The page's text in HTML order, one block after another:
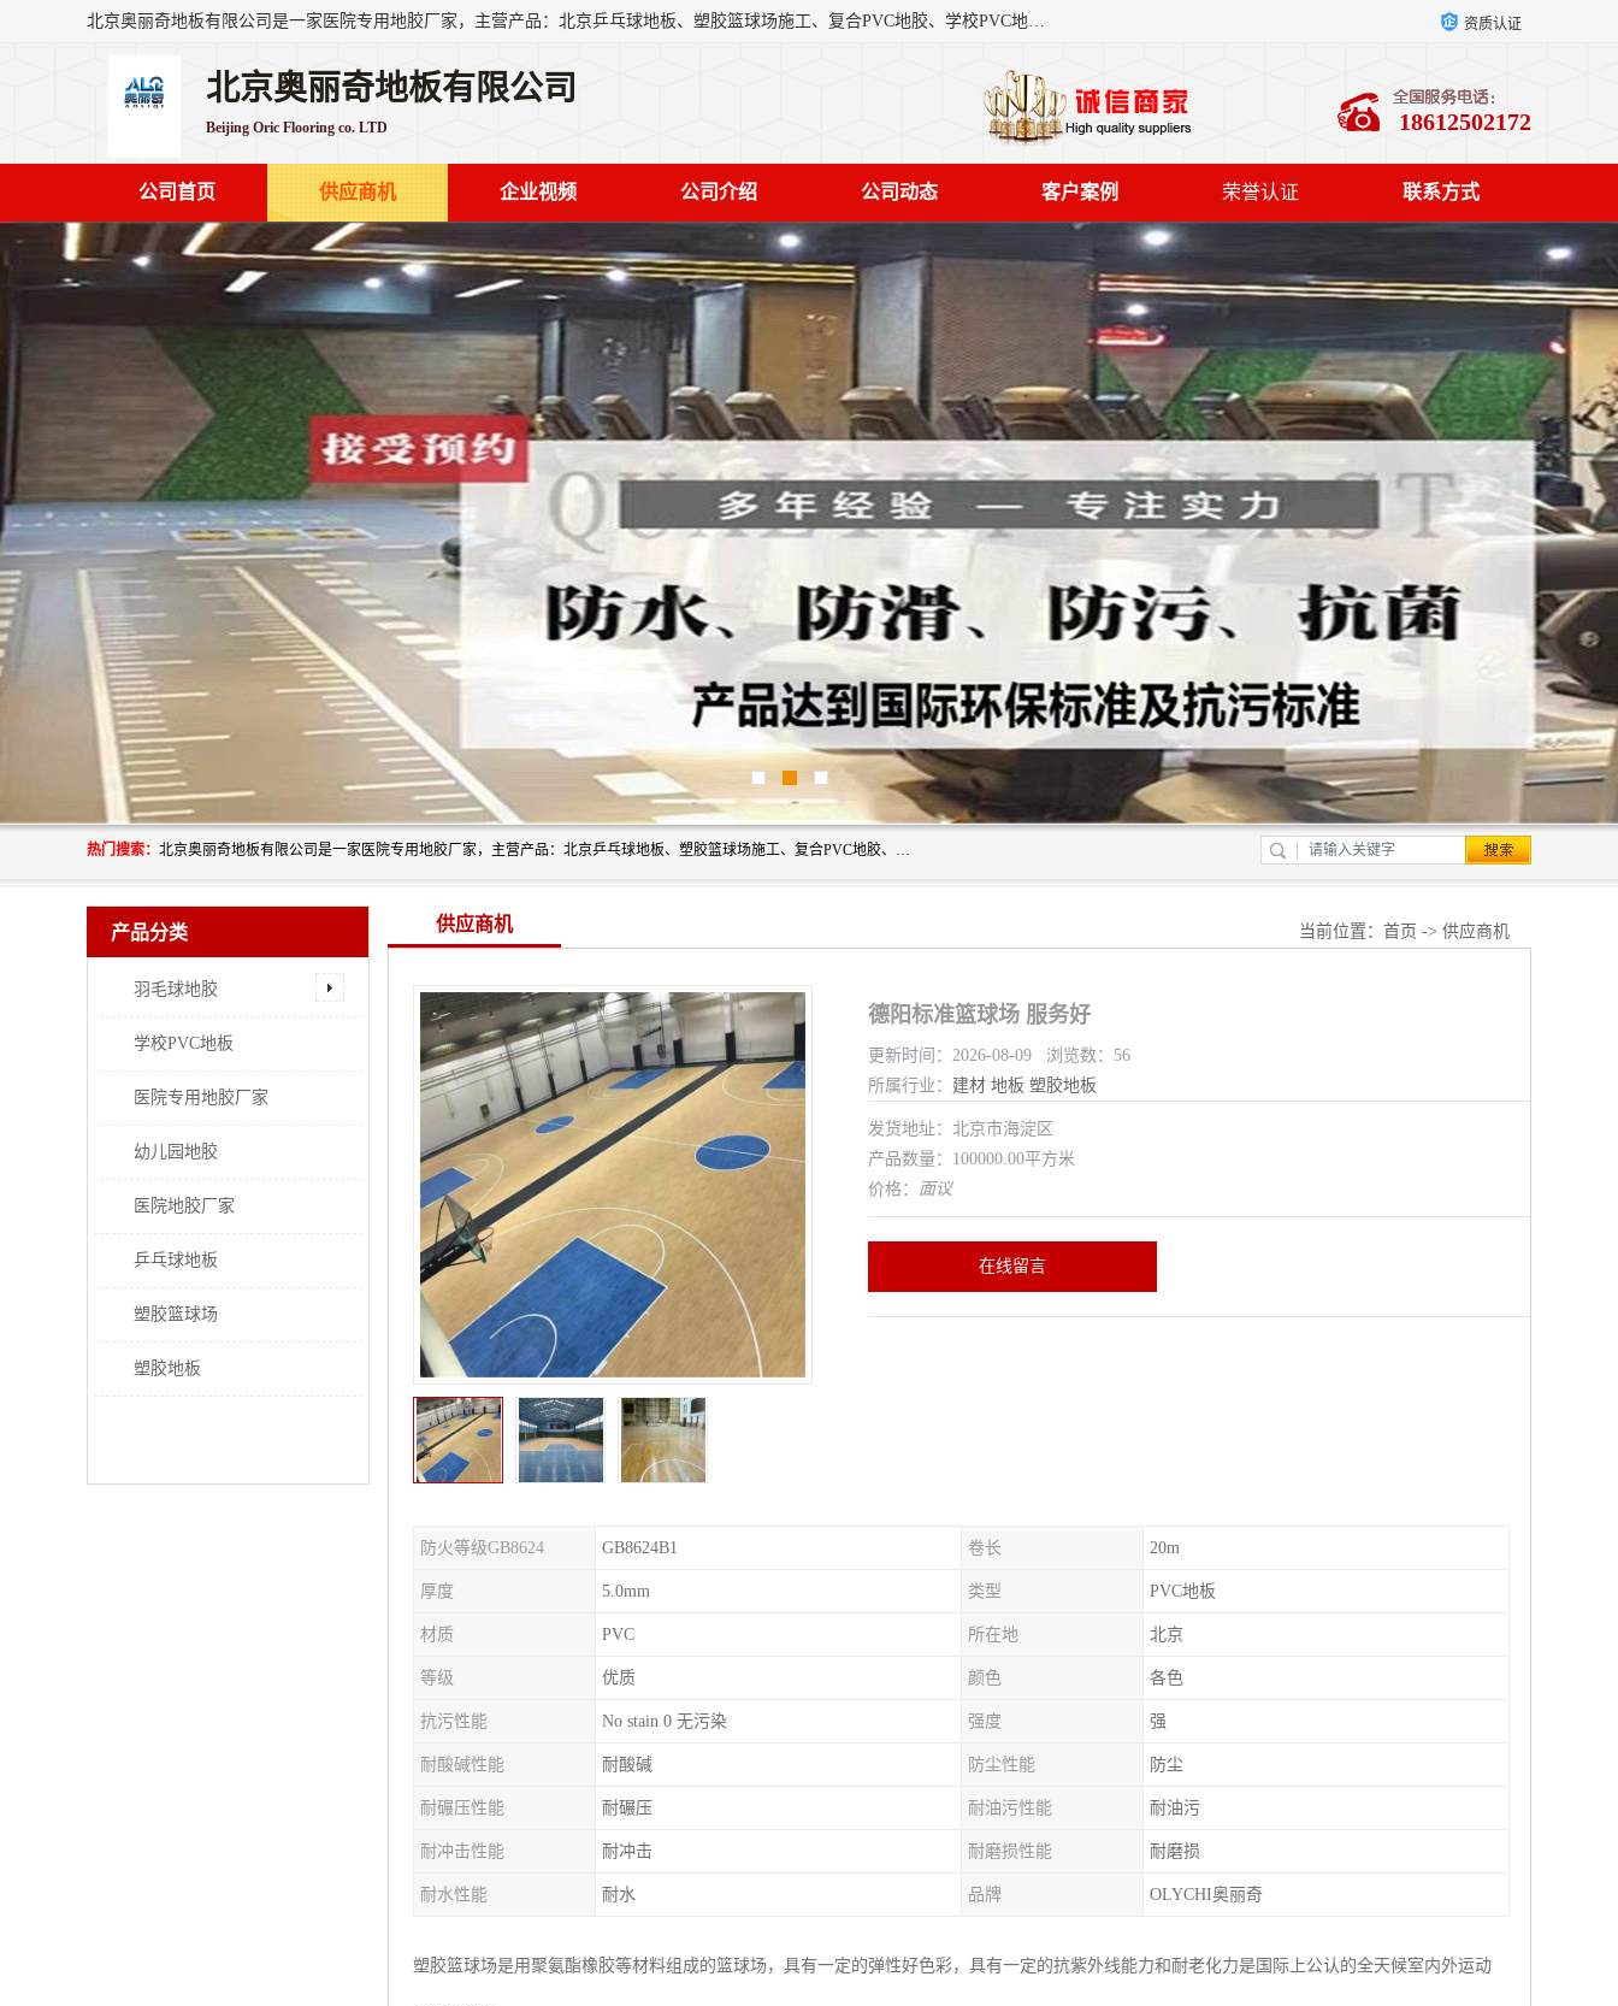
北京奥丽奇地板有限公司是一家医院专用地胶厂家，主营产品：北京乒乓球地板、塑胶篮球场施工、复合PVC地胶、学校PVC地板、幼儿园地胶等，奥丽奇是一家销售为一体PVC地板，塑胶地板为主的销售企业，公司所生产的PVC塑胶地板产品主要用于办公楼、医院、 机场、学校、幼儿园、商场、交通工具、宾馆、车站等公共场所。 资质认证
北京奥丽奇地板有限公司
Beijing Oric Flooring co. LTD 18612502172
公司首页 供应商机 企业视频 公司介绍 公司动态 客户案例 荣誉认证 联系方式
热门搜索： 北京奥丽奇地板有限公司是一家医院专用地胶厂家，主营产品：北京乒乓球地板、塑胶篮球场施工、复合PVC地胶、学校PVC地板、幼儿园地胶等，奥丽奇是一家销售为一体PVC地板，塑胶地板为主的销售企业，公司所生产的PVC塑胶地板产品主要用于办公楼、医院、 机场、学校、幼儿园、商场、交通工具、宾馆、车站等公共场所。
产品分类
羽毛球地胶
学校PVC地板
医院专用地胶厂家
幼儿园地胶
医院地胶厂家
乒乓球地板
塑胶篮球场
塑胶地板
供应商机 当前位置： 首页 -> 供应商机
德阳标准篮球场 服务好
更新时间：2026-08-09 浏览数：56
所属行业： 建材 地板 塑胶地板
发货地址：北京市海淀区
产品数量：100000.00平方米
价格： 面议
在线留言
防火等级GB8624 GB8624B1 卷长 20m
厚度 5.0mm 类型 PVC地板
材质 PVC 所在地 北京
等级 优质 颜色 各色
抗污性能 No stain 0 无污染 强度 强
耐酸碱性能 耐酸碱 防尘性能 防尘
耐碾压性能 耐碾压 耐油污性能 耐油污
耐冲击性能 耐冲击 耐磨损性能 耐磨损
耐水性能 耐水 品牌 OLYCHI奥丽奇
塑胶篮球场是用聚氨酯橡胶等材料组成的篮球场，具有一定的弹性好色彩，具有一定的抗紫外线能力和耐老化力是国际上公认的全天候室内外运动